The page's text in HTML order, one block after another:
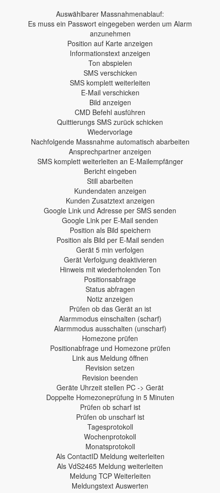
Auswählbarer Massnahmenablauf:
Es muss ein Passwort eingegeben werden um Alarm
anzunehmen
Position auf Karte anzeigen
Informationstext anzeigen
Ton abspielen
SMS verschicken
SMS komplett weiterleiten
E-Mail verschicken
Bild anzeigen
CMD Befehl ausführen
Quittierungs SMS zurück schicken
Wiedervorlage
Nachfolgende Massnahme automatisch abarbeiten
Ansprechpartner anzeigen
SMS komplett weiterleiten an E-Mailempfänger
Bericht eingeben
Still abarbeiten
Kundendaten anzeigen
Kunden Zusatztext anzeigen
Google Link und Adresse per SMS senden
Google Link per E-Mail senden
Position als Bild speichern
Position als Bild per E-Mail senden
Gerät 5 min verfolgen
Gerät Verfolgung deaktivieren
Hinweis mit wiederholenden Ton
Positionsabfrage
Status abfragen
Notiz anzeigen
Prüfen ob das Gerät an ist
Alarmmodus einschalten (scharf)
Alarmmodus ausschalten (unscharf)
Homezone prüfen
Positionabfrage und Homezone prüfen
Link aus Meldung öffnen
Revision setzen
Revision beenden
Geräte Uhrzeit stellen PC -> Gerät
Doppelte Homezoneprüfung in 5 Minuten
Prüfen ob scharf ist
Prüfen ob unscharf ist
Tagesprotokoll
Wochenprotokoll
Monatsprotokoll
Als ContactID Meldung weiterleiten
Als VdS2465 Meldung weiterleiten
Meldung TCP Weiterleiten
Meldungstext Auswerten